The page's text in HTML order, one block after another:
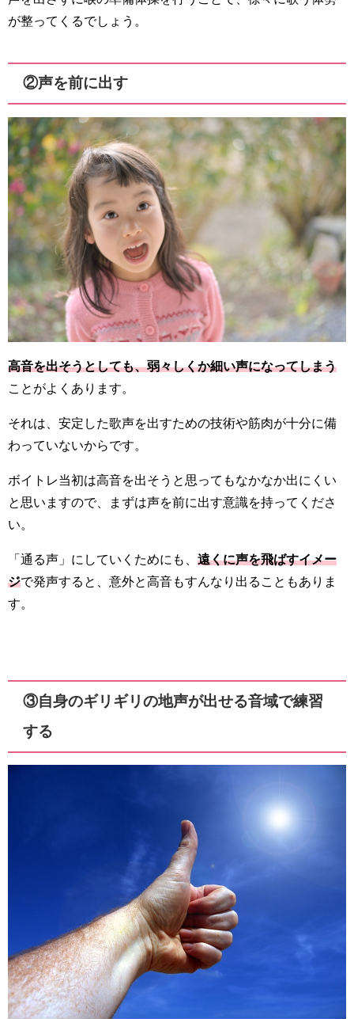
が整ってくるでしょう。
②声を前に出す
高音を出そうとしても、弱々しくか細い声になってしまう
ことがよくあります。
それは、安定した歌声を出すための技術や筋肉が十分に備
わっていないからです。
ボイトレ当初は高音を出そうと思ってもなかなか出にくい
と思いますので、まずは声を前に出す意識を持ってくださ
い。
「通る声」にしていくためにも、 遠くに声を飛ばすイメー
ジで発声すると、意外と高音もすんなり出ることもありま
す。
③自身のギリギリの地声が出せる音域で練習
する